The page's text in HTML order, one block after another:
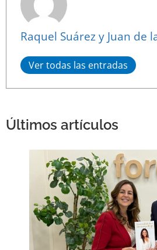
Raquel Suárez y Juan de
Ver todas las entradas
Últimos artículos